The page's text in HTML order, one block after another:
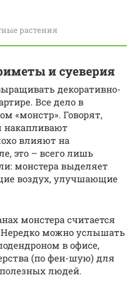
растения
и суеверия
декоративно-
Все дело в
«монстр». Говорят,
накапливают
влияют на
это – всего лишь
монстера выделяет
воздух, улучшающие
монстера считается
можно услышать
в офисе,
(по фен-шую) для
людей.